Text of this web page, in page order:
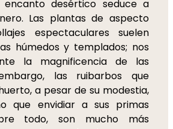
encanto desértico seduce a
Las plantas de aspecto
espectaculares suelen
húmedos y templados; nos
la magnificencia de las
las ruibarbos que
a pesar de su modestia,
que envidiar a sus primas
todo, son mucho más